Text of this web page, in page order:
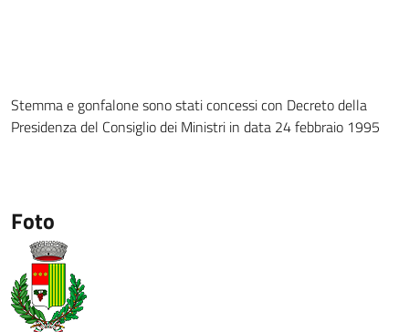
Stemma e gonfalone sono stati concessi con Decreto della
Presidenza del Consiglio dei Ministri in data 24 febbraio 1995
Foto